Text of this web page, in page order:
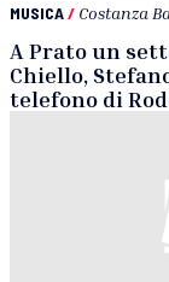
MUSICA/ Costanza
A Prato un
Chiello,
telefono di